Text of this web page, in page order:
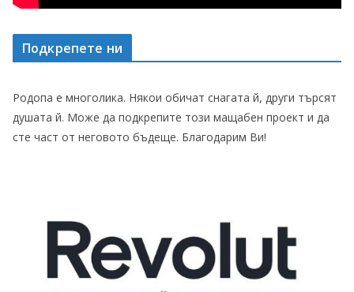
Подкрепете ни
Родопа е многолика. Някои обичат снагата й, други търсят
душата й. Може да подкрепите този мащабен проект и да
сте част от неговото бъдеще. Благодарим Ви!